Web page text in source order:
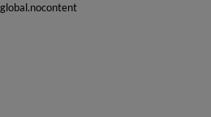
global.nocontent